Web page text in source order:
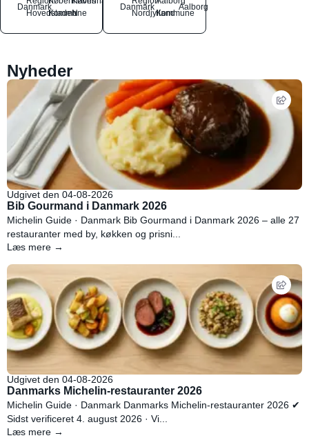
Danmark
Hovedstaden
Kommune
N
Danmark
NordjyllandKommune
Aalborg
Nyheder
Udgivet den 04-08-2026
Bib Gourmand i Danmark 2026
Michelin Guide · Danmark Bib Gourmand i Danmark 2026 – alle 27
restauranter med by, køkken og prisni...
Læs mere →
Udgivet den 04-08-2026
Danmarks Michelin-restauranter 2026
Michelin Guide · Danmark Danmarks Michelin-restauranter 2026 ✔
Sidst verificeret 4. august 2026 · Vi...
Læs mere →